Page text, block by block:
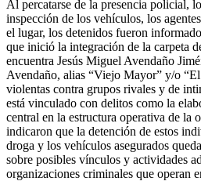
Al percatarse de la presencia policial,
inspección de los vehículos, los
el lugar, los detenidos fueron
que inició la integración de la carpeta
encuentra Jesús Miguel Avendaño
Avendaño, alias “Viejo Mayor” y/o
violentas contra grupos rivales y de
está vinculado con delitos como la
central en la estructura operativa de la
indicaron que la detención de estos
droga y los vehículos asegurados
sobre posibles vínculos y actividades
organizaciones criminales que operan